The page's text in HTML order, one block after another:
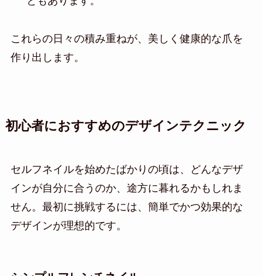
これらの日々の積み重ねが、美しく健康的な爪を
作り出します。
初心者におすすめのデザインテクニック
セルフネイルを始めたばかりの頃は、どんなデザ
インが自分に合うのか、途方に暮れるかもしれま
せん。最初に挑戦するには、簡単でかつ効果的な
デザインが理想的です。